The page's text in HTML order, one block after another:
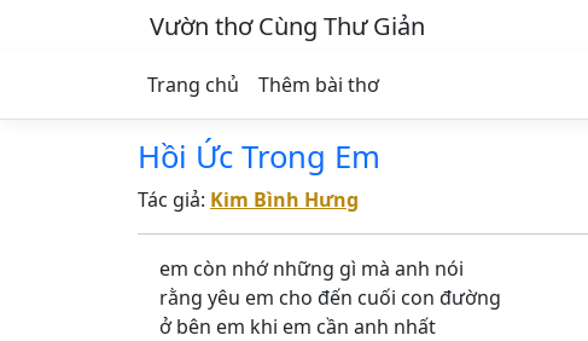
Vườn thơ Cùng Thư Giản
Trang chủ Thêm bài thơ
Hồi Ức Trong Em
Tác giả: Kim Bình Hưng
em còn nhớ những gì mà anh nói
rằng yêu em cho đến cuối con đường
ở bên em khi em cần anh nhất